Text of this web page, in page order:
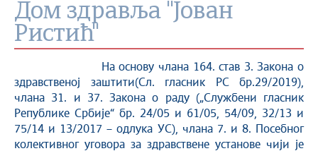
Дом здравља ''Јован
Ристић''
На основу члана 164. став 3. Закона о
здравственој заштити(Сл. гласник РС бр.29/2019),
члана 31. и 37. Закона о раду („Службени гласник
Републике Србије“ бр. 24/05 и 61/05, 54/09, 32/13 и
75/14 и 13/2017 – одлука УС), члана 7. и 8. Посебног
колективног уговора за здравствене установе чији је